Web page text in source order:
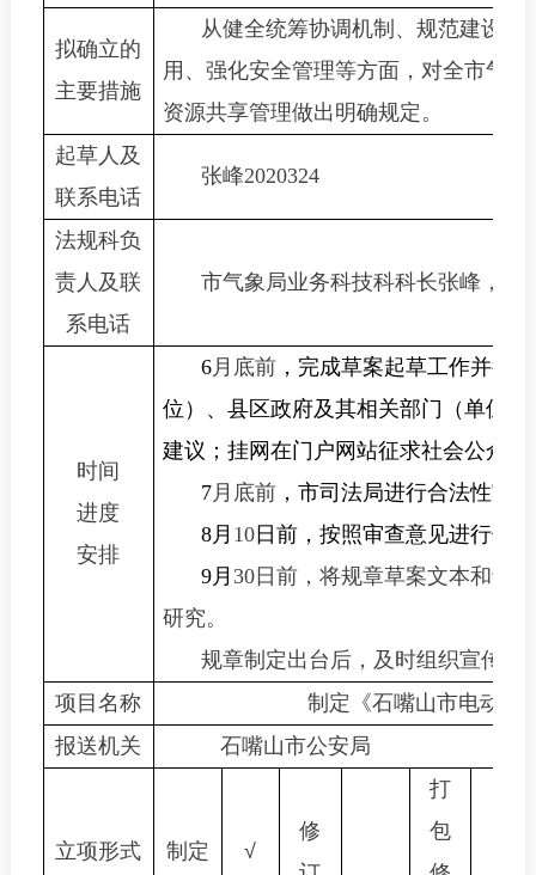
拟确立的
主要措施
从健全统筹协调机制、规范建设站
用、强化安全管理等方面，对全市气
资源共享管理做出明确规定。
起草人及
联系电话
张峰2020324
法规科负
责人及联
系电话
市气象局业务科技科科长张峰，联
时间
进度
安排
6月底前 ，完成草案起草工作并征
位）、县区政府及其相关部门（单位
建议；挂网在门户网站征求社会公众意
7月底前 ，市司法局进行合法性审
8月 10 日前，按照审查意见进行修
9月30 日前，将规章草案文本和说
研究。
规章制定出台后，及时组织宣传并
项目名称
制定《石嘴山市电动车
报送机关
石嘴山市公安局
立项形式 制定 √
修
打
包